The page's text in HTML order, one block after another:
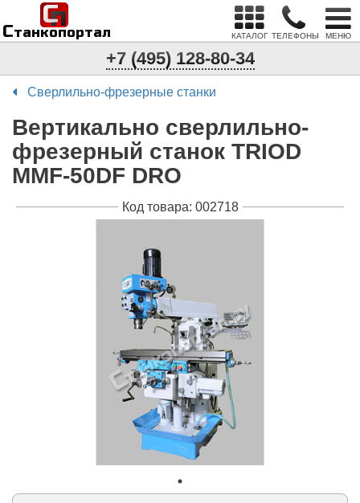
Станкопортал
п
С
КАТАЛОГ ТЕЛЕФОНЫ МЕНЮ
+7 (495) 128-80-34
Сверлильно-фрезерные станки
Вертикально сверлильно-
фрезерный станок TRIOD
MMF-50DF DRO
Код товара: 002718